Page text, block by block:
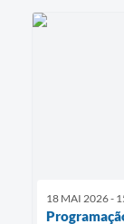
18 MAI 2026 -